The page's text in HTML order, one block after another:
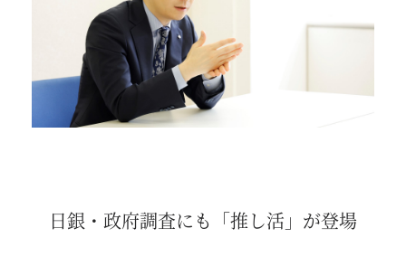
日銀・政府調査にも「推し活」が登場